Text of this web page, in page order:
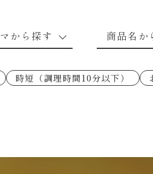
レシピ 卵・乳のレシピ 穀物
から探す
凍
ン（ごはん派）
華
ン/ドリア
ろ麺
商品名か
ハコネーゼトマトバジル
ハコネーゼ明太子
ハコネーゼペペロンチーノ
のたれ 初代
ろ酢
ーゼ 海老クリーム
ーゼ アラビアータ
時短（調理時間10分以下）